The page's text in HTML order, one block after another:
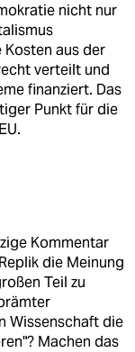
nicht nur
Kosten aus der
verteilt und
finanziert. Das
Punkt für die
Kommentar
die Meinung
Teil zu
Wissenschaft die
Machen das